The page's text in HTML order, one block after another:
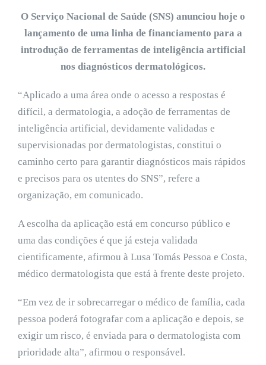
O Serviço Nacional de Saúde (SNS) anunciou hoje o
lançamento de uma linha de financiamento para a
introdução de ferramentas de inteligência artificial
nos diagnósticos dermatológicos.
“Aplicado a uma área onde o acesso a respostas é
difícil, a dermatologia, a adoção de ferramentas de
inteligência artificial, devidamente validadas e
supervisionadas por dermatologistas, constitui o
caminho certo para garantir diagnósticos mais rápidos
e precisos para os utentes do SNS”, refere a
organização, em comunicado.
A escolha da aplicação está em concurso público e
uma das condições é que já esteja validada
cientificamente, afirmou à Lusa Tomás Pessoa e Costa,
médico dermatologista que está à frente deste projeto.
“Em vez de ir sobrecarregar o médico de família, cada
pessoa poderá fotografar com a aplicação e depois, se
exigir um risco, é enviada para o dermatologista com
prioridade alta”, afirmou o responsável.